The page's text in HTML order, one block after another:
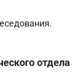
отдела